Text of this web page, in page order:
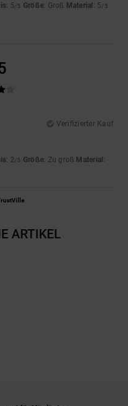
: 5/5 Größe: Groß Material : 5/5
Verifizierter Kauf
: 2/5 Größe: Zu groß Material :
ARTIKEL